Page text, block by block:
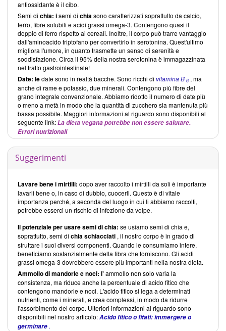
antiossidante è il cibo.
Semi di chia: isemi di chiasono caratterizzati soprattutto da calcio,
ferro, fibre solubili e acidi grassi omega-3. Contengono quasi il
doppio di ferro rispetto ai cereali. Inoltre, il corpo può trarre vantaggio
dall'aminoacido triptofano per convertirlo in serotonina. Quest'ultimo
migliora l'umore, in quanto trasmette un senso di serenità e
soddisfazione. Circa il 95% della nostra serotonina è immagazzinata
nel tratto gastrointestinale!
Date: ledate sono in realtà bacche. Sono ricchi di vitamina B 6 , ma
anche di rame e potassio, due minerali. Contengono più fibre del
grano integrale convenzionale. Abbiamo ridotto il numero di date più
o meno a metà in modo che la quantità di zucchero sia mantenuta più
bassa possibile. Maggiori informazioni al riguardo sono disponibili al
seguente link:La dieta vegana potrebbe non essere salutare.
Errori nutrizionali
Suggerimenti
Lavare bene i mirtilli: dopo aver raccolto i mirtilli da soli è importante
lavarli bene o, in caso di dubbio, cuocerli. Questo è di vitale
importanza perché, a seconda del luogo in cui li abbiamo raccolti,
potrebbe esserci un rischio di infezione da volpe.
Il potenziale per usare semi di chia: se usiamo semi di chia e,
soprattutto, semi di chiaschiacciati , il nostro corpo è in grado di
sfruttare i suoi diversi componenti. Quando le consumiamo intere,
beneficiamo sostanzialmente della fibra che forniscono. Gli acidi
grassi omega-3 dovrebbero essere più importanti nella nostra dieta.
Ammollo di mandorle e noci: l'ammollo non solo varia la
consistenza, ma riduce anche la percentuale di acido fitico che
contengono mandorle e noci. L'acido fitico si lega a determinati
nutrienti, come i minerali, e crea complessi, in modo da ridurre
l'assorbimento del corpo. Ulteriori informazioni al riguardo sono
disponibili nel nostro articolo:Acido fitico o fitati: immergere o
germinare .